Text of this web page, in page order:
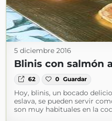
5 diciembre 2016
Blinis con salmón
62 0 Guardar
Hoy, blinis, un bocado
eslava, se pueden servir
son muy habituales en la